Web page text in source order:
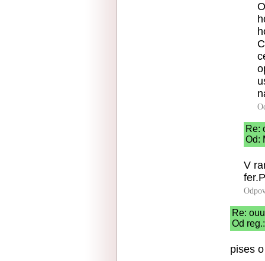
Re:
Od:
V
Re:
Od
pises